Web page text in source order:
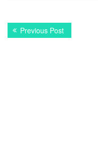
Navegación
dePrevious PostPrevious
post: